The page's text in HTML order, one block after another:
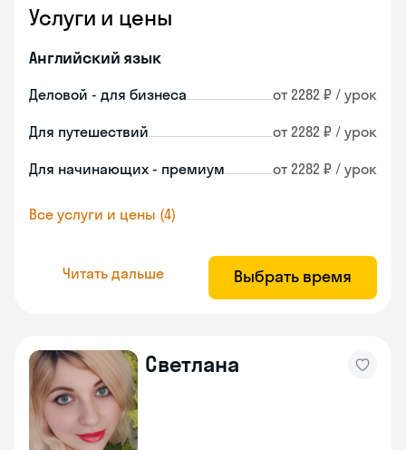
Услуги и цены
Английский язык
Деловой - для бизнеса от 2282 ₽ / урок
Для путешествий от 2282 ₽ / урок
Для начинающих - премиум от 2282 ₽ / урок
Все услуги и цены (4)
Читать дальше Выбрать время
Светлана